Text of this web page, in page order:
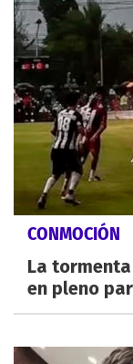
CONMOCIÓN
La
en pleno